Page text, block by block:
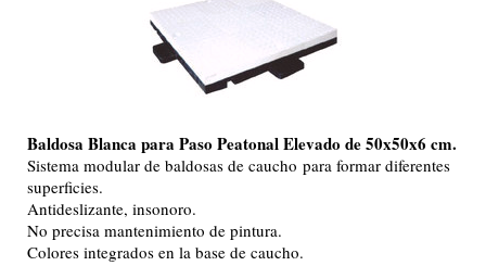
Baldosa Blanca para Paso Peatonal Elevado de 50x50x6 cm.
Sistema modular de baldosas de caucho para formar diferentes
superficies.
Antideslizante, insonoro.
No precisa mantenimiento de pintura.
Colores integrados en la base de caucho.